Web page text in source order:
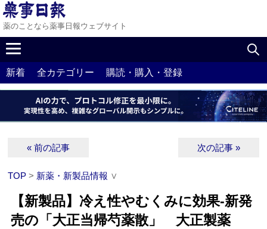
薬のことなら薬事日報ウェブサイト
新着 全カテゴリー 購読・購入・登録
« 前の記事 次の記事 »
TOP > 新薬・新製品情報 ∨
【新製品】冷え性やむくみに効果‐新発
売の「大正当帰芍薬散」 大正製薬